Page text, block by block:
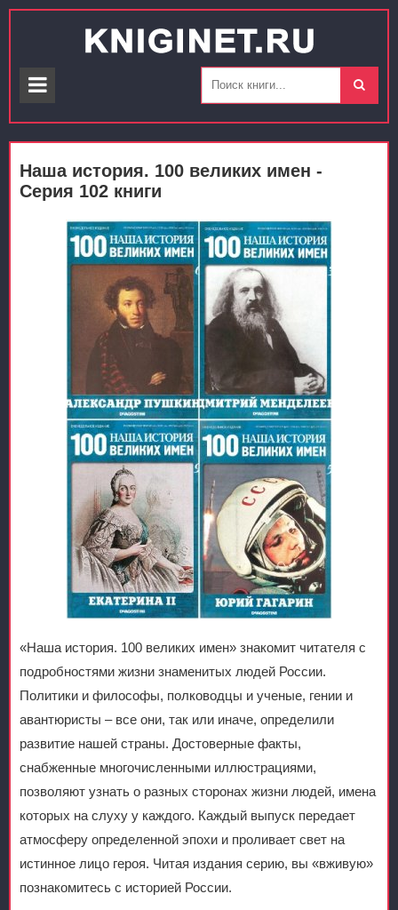
Наша история. 100 великих имен -
Серия 102 книги
«Наша история. 100 великих имен» знакомит читателя с
подробностями жизни знаменитых людей России.
Политики и философы, полководцы и ученые, гении и
авантюристы – все они, так или иначе, определили
развитие нашей страны. Достоверные факты,
снабженные многочисленными иллюстрациями,
позволяют узнать о разных сторонах жизни людей, имена
которых на слуху у каждого. Каждый выпуск передает
атмосферу определенной эпохи и проливает свет на
истинное лицо героя. Читая издания серию, вы «вживую»
познакомитесь с историей России.